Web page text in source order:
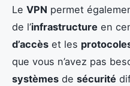
Le VPN permet
de l’infrastructure en
d’accès et les
que vous n’avez pas
systèmes de sécurité